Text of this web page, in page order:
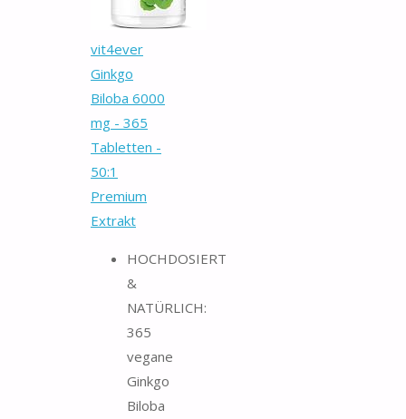
vit4ever
Ginkgo
Biloba 6000
mg - 365
Tabletten -
50:1
Premium
Extrakt
HOCHDOSIERT
&
NATÜRLICH:
365
vegane
Ginkgo
Biloba